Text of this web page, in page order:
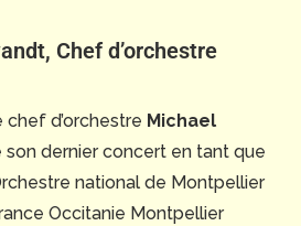
Chef d’orchestre
chef d’orchestre Michael
son dernier concert en tant que
national de Montpellier
Occitanie Montpellier